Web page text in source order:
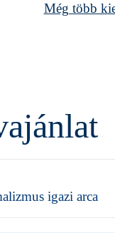
Még több
igazi arca